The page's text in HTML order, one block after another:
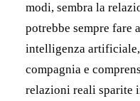
modi, sembra la
potrebbe sempre fare
intelligenza
compagnia e
relazioni reali sparite